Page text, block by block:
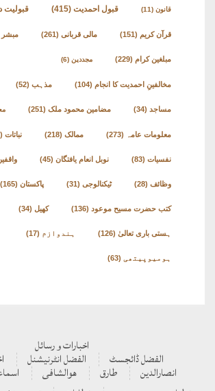
قبول احمدیت(415) قبولیت دعا(397)
قرآن کریم(151) مالی قربانی(261) مبشر اولاد(45)
مبلغین کرام(229) مجددین
مخالفینِ احمدیت کا انجام(104) مذہب مزاح
مضامین محمود ملک(251) معدنیات
معلومات عامہ(273) ممالک نباتات
نوبل انعام یافتگان(45) واقفین نو (43)
ٹیکنالوجی(31) پاکستان
کتب حضرت مسیح موعود(136) کھیل
ہستی باری تعالیٰ(126) ہندوازم (17)
ہومیوپیتھی (63)
اخبارات و رسائل
الفضل ڈائجسٹ الفضل انٹرنیشنل اخبار
انصارالدین طارق ھوالشافی اسماعیل